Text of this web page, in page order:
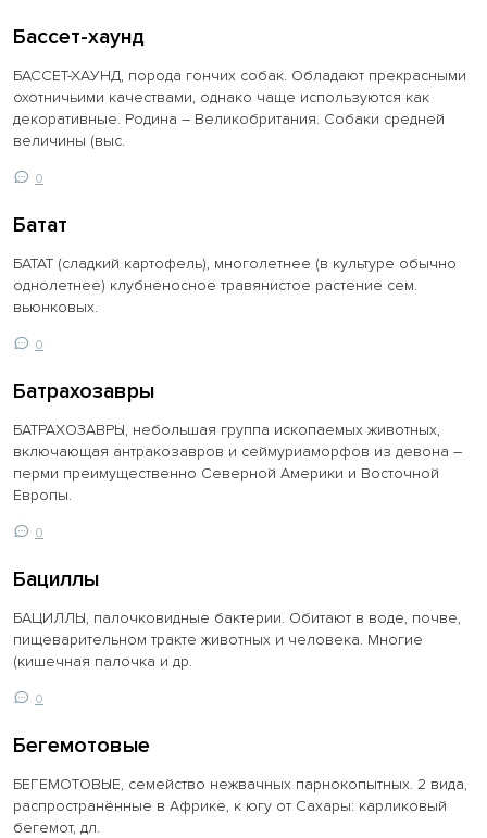
Бассет-хаунд
БАССЕТ-ХАУНД, порода гончих собак. Обладают прекрасными
охотничьими качествами, однако чаще используются как
декоративные. Родина – Великобритания. Собаки средней
величины (выс.
0
Батат
БАТАТ (сладкий картофель), многолетнее (в культуре обычно
однолетнее) клубненосное травянистое растение сем.
вьюнковых.
0
Батрахозавры
БАТРАХОЗАВРЫ, небольшая группа ископаемых животных,
включающая антракозавров и сеймуриаморфов из девона –
перми преимущественно Северной Америки и Восточной
Европы.
0
Бациллы
БАЦИЛЛЫ, палочковидные бактерии. Обитают в воде, почве,
пищеварительном тракте животных и человека. Многие
(кишечная палочка и др.
0
Бегемотовые
БЕГЕМОТОВЫЕ, семейство нежвачных парнокопытных. 2 вида,
распространённые в Африке, к югу от Сахары: карликовый
бегемот, дл.